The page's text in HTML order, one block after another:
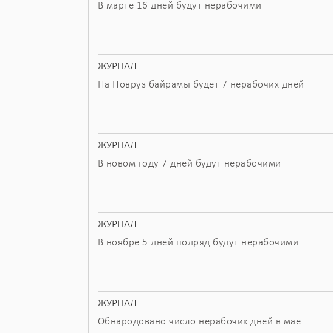
В марте 16 дней будут нерабочими
ЖУРНАЛ
На Новруз байрамы будет 7 нерабочих дней
ЖУРНАЛ
В новом году 7 дней будут нерабочими
ЖУРНАЛ
В ноябре 5 дней подряд будут нерабочими
ЖУРНАЛ
Обнародовано число нерабочих дней в мае